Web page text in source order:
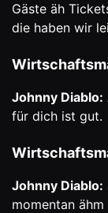
Gäste äh
die haben wir
Johnny Diablo:
für dich ist gut.
Johnny Diablo:
momentan